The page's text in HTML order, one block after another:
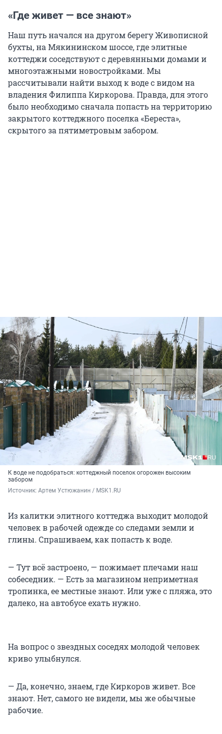
«Где живет — все знают»
Наш путь начался на другом берегу Живописной
бухты, на Мякининском шоссе, где элитные
коттеджи соседствуют с деревянными домами и
многоэтажными новостройками. Мы
рассчитывали найти выход к воде с видом на
владения Филиппа Киркорова. Правда, для этого
было необходимо сначала попасть на территорию
закрытого коттеджного поселка «Береста»,
скрытого за пятиметровым забором.
К воде не подобраться: коттеджный поселок огорожен высоким
забором
Источник: Артем Устюжанин / MSK1.RU
Из калитки элитного коттеджа выходит молодой
человек в рабочей одежде со следами земли и
глины. Спрашиваем, как попасть к воде.
— Тут всё застроено, — пожимает плечами наш
собеседник. — Есть за магазином неприметная
тропинка, ее местные знают. Или уже с пляжа, это
далеко, на автобусе ехать нужно.
На вопрос о звездных соседях молодой человек
криво улыбнулся.
— Да, конечно, знаем, где Киркоров живет. Все
знают. Нет, самого не видели, мы же обычные
рабочие.